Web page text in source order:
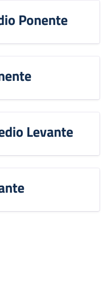
Ponente
Levante